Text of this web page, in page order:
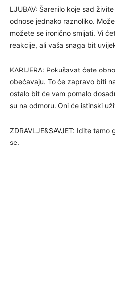
LJUBAV: Šarenilo koje sad
odnose jednako raznoliko.
možete se ironično smijati. Vi
reakcije, ali vaša snaga bit
KARIJERA: Pokušavat ćete
obećavaju. To će zapravo biti
ostalo bit će vam pomalo
su na odmoru. Oni će istinski
ZDRAVLJE&SAVJET: Idite
se.